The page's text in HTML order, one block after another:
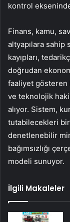
kontrol
Finans, kamu,
altyapılara sahip
kayıpları,
doğrudan
faaliyet
ve teknolojik
alıyor. Sistem,
tutabilecekleri bir
denetlenebilir
bağımsızlığı
modeli sunuyor.
İlgili Makaleler